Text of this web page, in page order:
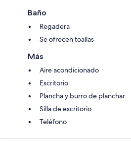
Baño
Regadera
Se ofrecen toallas
Más
Aire acondicionado
Escritorio
Plancha y burro de planchar
Silla de escritorio
Teléfono